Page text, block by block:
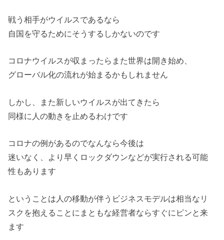
戦う相手がウイルスであるなら
自国を守るためにそうするしかないのです
コロナウイルスが収まったらまた世界は開き始め、
グローバル化の流れが始まるかもしれません
しかし、また新しいウイルスが出てきたら
同様に人の動きを止めるわけです
コロナの例があるのでなんなら今後は
迷いなく、より早くロックダウンなどが実行される可能
性もあります
ということは人の移動が伴うビジネスモデルは相当なリ
スクを抱えることにまともな経営者ならすぐにピンと来
ます